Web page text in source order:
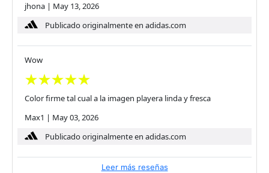
jhona | May 13, 2026
Publicado originalmente en adidas.com
Wow
Color firme tal cual a la imagen playera linda y fresca
Max1 | May 03, 2026
Publicado originalmente en adidas.com
Leer más reseñas